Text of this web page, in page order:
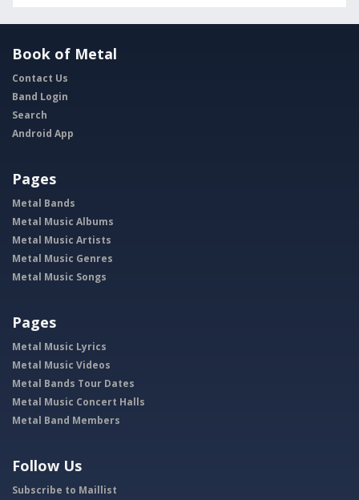
Book of Metal
Contact Us
Band Login
Search
Android App
Pages
Metal Bands
Metal Music Albums
Metal Music Artists
Metal Music Genres
Metal Music Songs
Pages
Metal Music Lyrics
Metal Music Videos
Metal Bands Tour Dates
Metal Music Concert Halls
Metal Band Members
Follow Us
Subscribe to Maillist